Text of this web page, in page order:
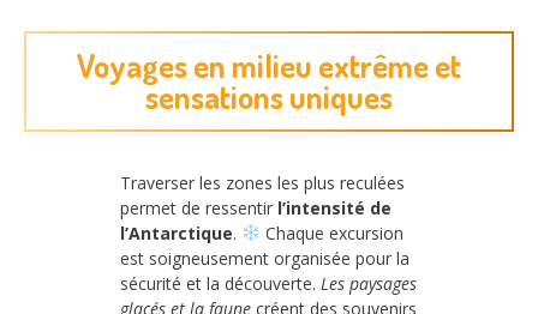
Voyages en milieu extrême et
sensations uniques
Traverser les zones les plus reculées
permet de ressentir l’intensité de
l’Antarctique.
Chaque excursion
est soigneusement organisée pour la
sécurité et la découverte. Les paysages
glacés et la faune créent des souvenirs